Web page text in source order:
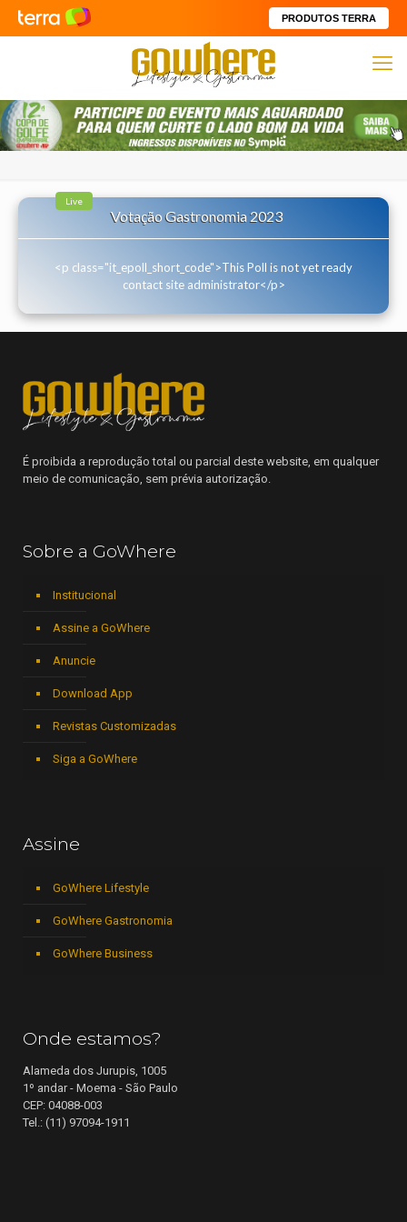
PRODUTOS TERRA
Live
Votação Gastronomia 2023
<p class="it_epoll_short_code">This Poll is not yet ready
contact site administrator</p>
É proibida a reprodução total ou parcial deste website, em qualquer
meio de comunicação, sem prévia autorização.
Sobre a GoWhere
Institucional
Assine a GoWhere
Anuncie
Download App
Revistas Customizadas
Siga a GoWhere
Assine
GoWhere Lifestyle
GoWhere Gastronomia
GoWhere Business
Onde estamos?
Alameda dos Jurupis, 1005
1º andar - Moema - São Paulo
CEP: 04088-003
Tel.: (11) 97094-1911